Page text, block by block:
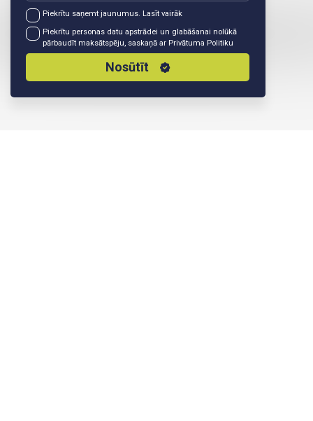
Piekrītu saņemt jaunumus. Lasīt vairāk
Piekrītu personas datu apstrādei un glabāšanai nolūkā
pārbaudīt maksātspēju, saskaņā ar Privātuma Politiku
Nosūtīt